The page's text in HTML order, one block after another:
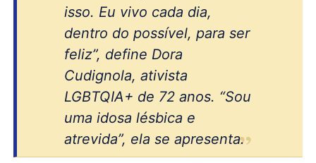
isso. Eu vivo cada dia,
dentro do possível, para ser
feliz”, define Dora
Cudignola, ativista
LGBTQIA+ de 72 anos. “Sou
uma idosa lésbica e
atrevida”, ela se apresenta.